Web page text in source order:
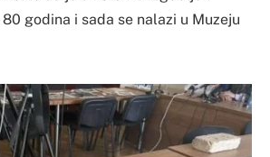
godina i sada se nalazi u Muzeju